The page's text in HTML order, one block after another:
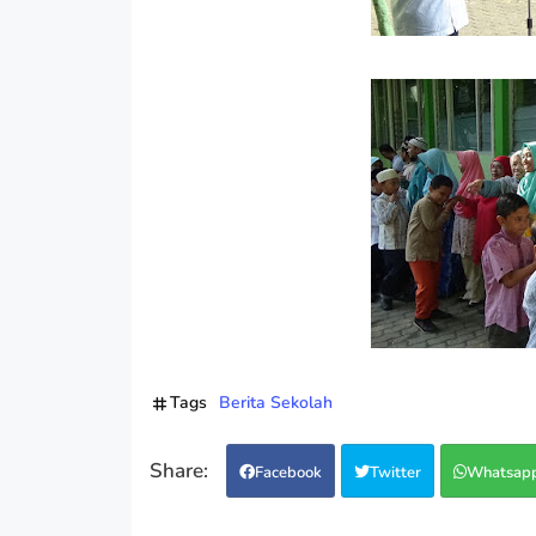
Tags Berita Sekolah
Facebook Twitter